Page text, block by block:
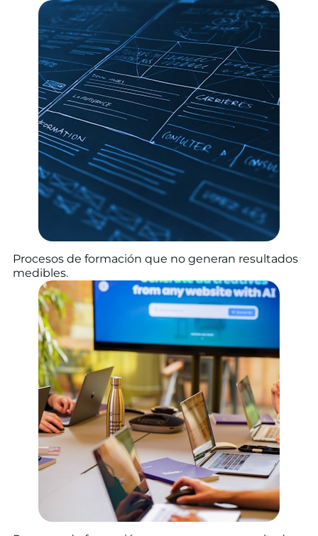
Procesos de formación que no generan resultados
medibles.